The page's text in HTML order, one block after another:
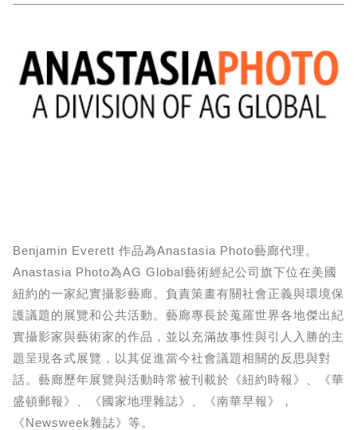
Benjamin Everett 作品為Anastasia Photo藝廊代理。
Anastasia Photo為AG Global藝術經紀公司旗下位在美國
紐約的一家紀實攝影藝廊。負責策畫有關社會正義與環境保
護議題的展覽和公共活動。藝廊專長於蒐羅世界各地傑出紀
實攝影家與藝術家的作品，並以充滿故事性與引人入勝的主
題呈現各式展覽，以其促進當今社會議題相關的反思與對
話。藝廊歷年展覽與活動時常被刊載於《紐約時報》、《華
盛頓郵報》、《國家地理雜誌》、《南華早報》，
《Newsweek雜誌》等。